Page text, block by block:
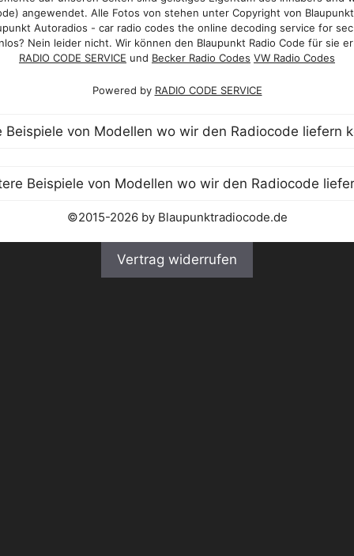
angewendet. Alle Fotos von stehen unter Copyright von
Autoradios - car radio codes the online decoding service for
Nein leider nicht. Wir können den Blaupunkt Radio Code für sie
RADIO CODE SERVICE und Becker Radio Codes VW Radio Codes
Powered by RADIO CODE SERVICE
©2015-2026 by Blaupunktradiocode.de
Vertrag widerrufen